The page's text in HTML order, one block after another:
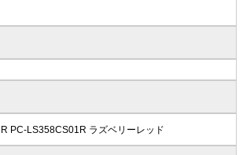
PC-LS358CS01R ラズベリーレッド